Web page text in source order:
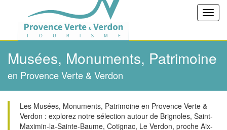
Musées, Monuments, Patrimoine
en Provence Verte & Verdon
Les Musées, Monuments, Patrimoine en Provence Verte &
Verdon : explorez notre sélection autour de Brignoles, Saint-
Maximin-la-Sainte-Baume, Cotignac, Le Verdon, proche Aix-